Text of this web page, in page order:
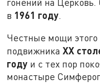
гонений на
в 1961 году.
Честные мощи этого
подвижникаXX
году и с тех пор
монастыре